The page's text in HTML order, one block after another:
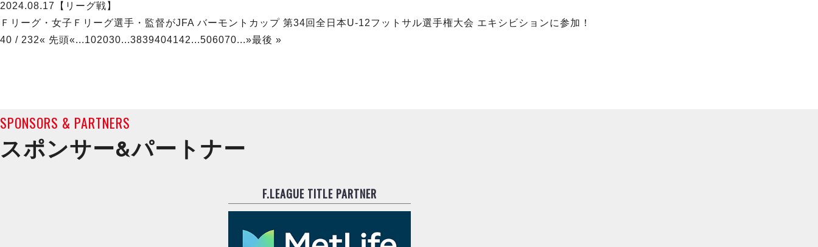
2024.08.17
【リーグ戦】
Ｆリーグ・女子Ｆリーグ選手・監督がJFA バーモントカップ 第34回全日本U-12フットサル選手権大会 エキシビションに参加！
40 / 232« 先頭«...102030...3839404142...506070...»最後 »
SPONSORS & PARTNERS
スポンサー&パートナー
F.LEAGUE TITLE PARTNER